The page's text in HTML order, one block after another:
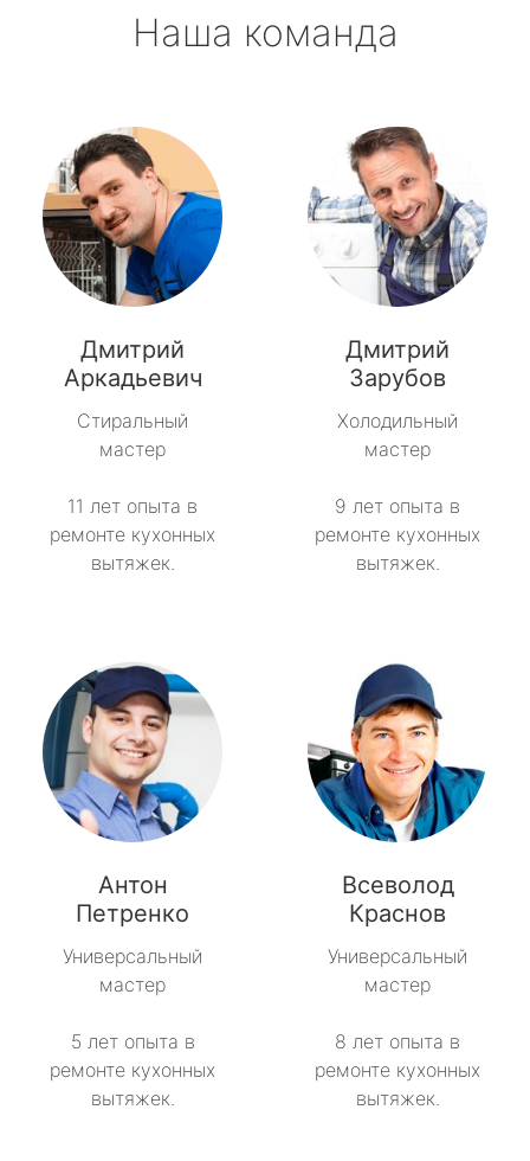
Наша команда
Дмитрий
Аркадьевич
Стиральный
мастер
11 лет опыта в
ремонте кухонных
вытяжек.
Дмитрий
Зарубов
Холодильный
мастер
9 лет опыта в
ремонте кухонных
вытяжек.
Антон
Петренко
Универсальный
мастер
5 лет опыта в
ремонте кухонных
вытяжек.
Всеволод
Краснов
Универсальный
мастер
8 лет опыта в
ремонте кухонных
вытяжек.